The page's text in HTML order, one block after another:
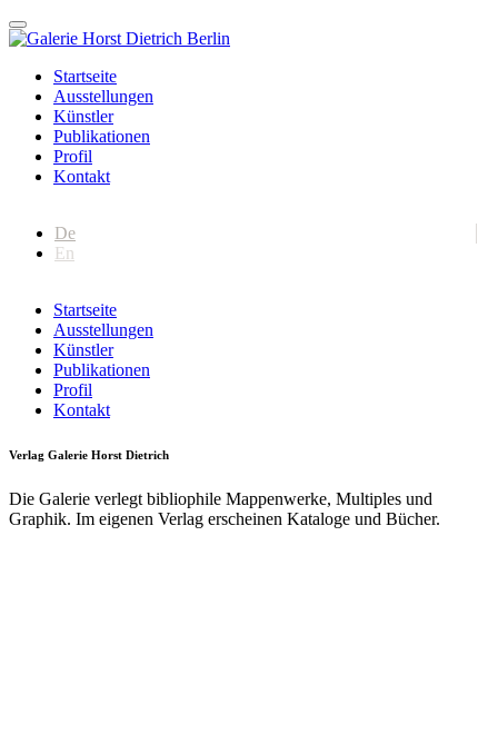
Startseite
Ausstellungen
Künstler
Publikationen
Profil
Kontakt
De
En
Startseite
Ausstellungen
Künstler
Publikationen
Profil
Kontakt
Verlag Galerie Horst Dietrich
Die Galerie verlegt bibliophile Mappenwerke, Multiples und
Graphik. Im eigenen Verlag erscheinen Kataloge und Bücher.